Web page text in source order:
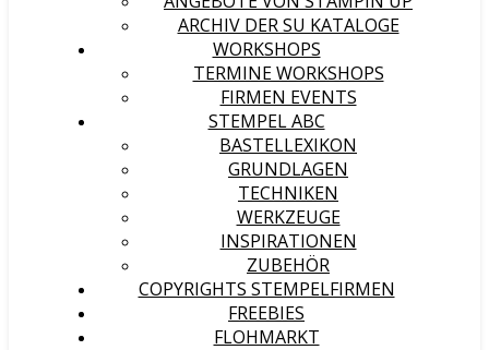
ARCHIV DER SU KATALOGE
WORKSHOPS
TERMINE WORKSHOPS
FIRMEN EVENTS
STEMPEL ABC
BASTELLEXIKON
GRUNDLAGEN
TECHNIKEN
WERKZEUGE
INSPIRATIONEN
ZUBEHÖR
COPYRIGHTS STEMPELFIRMEN
FREEBIES
FLOHMARKT